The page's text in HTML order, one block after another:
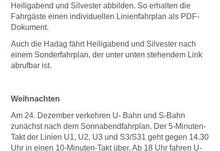
Heiligabend und Silvester abbilden. So erhalten die
Fahrgäste einen individuellen Linienfahrplan als PDF-
Dokument.
Auch die Hadag fährt Heiligabend und Silvester nach
einem Sonderfahrplan, der unter unten stehendem Link
abrufbar ist.
Weihnachten
Am 24. Dezember verkehren U- Bahn und S-Bahn
zunächst nach dem Sonnabendfahrplan. Der 5-Minuten-
Takt der Linien U1, U2, U3 und S3/S31 geht gegen 14.30
Uhr in einen 10-Minuten-Takt über. Ab 18 Uhr fahren U-